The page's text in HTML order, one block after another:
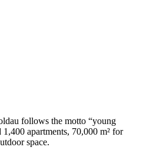
follows the motto “young
apartments, 70,000 m² for
space.